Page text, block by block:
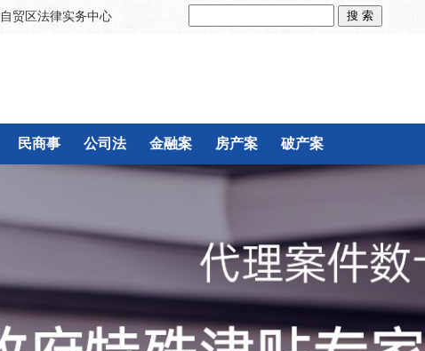
自贸区法律实务中心
民商事 公司法 金融案 房产案 破产案